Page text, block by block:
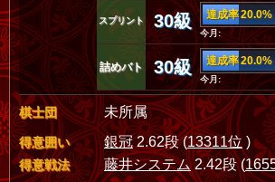
スプリント 30級 達成率 20.0%
今月:
詰めバト 30級 達成率 20.0%
今月:
棋士団 未所属
得意囲い 銀冠2.62段 (13311位 )
得意戦法 藤井システム2.42段 (